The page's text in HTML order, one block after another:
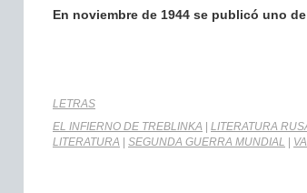
En noviembre de 1944 se publicó uno
LETRAS
EL INFIERNO DE TREBLINKA
LITERATURA
LITERATURA
SEGUNDA GUERRA MUNDIAL